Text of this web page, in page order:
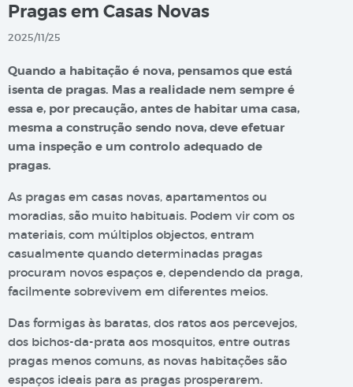
Pragas em Casas Novas
2025/11/25
Quando a habitação é nova, pensamos que está
isenta de pragas. Mas a realidade nem sempre é
essa e, por precaução, antes de habitar uma casa,
mesma a construção sendo nova, deve efetuar
uma inspeção e um controlo adequado de
pragas.
As pragas em casas novas, apartamentos ou
moradias, são muito habituais. Podem vir com os
materiais, com múltiplos objectos, entram
casualmente quando determinadas pragas
procuram novos espaços e, dependendo da praga,
facilmente sobrevivem em diferentes meios.
Das formigas às baratas, dos ratos aos percevejos,
dos bichos-da-prata aos mosquitos, entre outras
pragas menos comuns, as novas habitações são
espaços ideais para as pragas prosperarem.